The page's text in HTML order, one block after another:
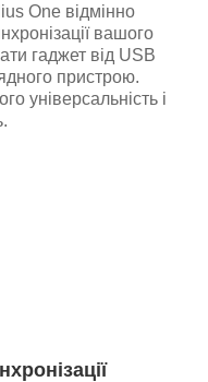
One відмінно
вашого
гаджет від USB
пристрою.
універсальність і